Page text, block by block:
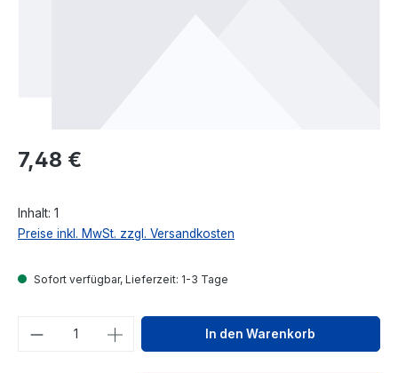
Regulärer Preis:
7,48 €
Inhalt: 1
Preise inkl. MwSt. zzgl. Versandkosten
Sofort verfügbar, Lieferzeit: 1-3 Tage
Produkt Anzahl: Gib denIn den Warenkorb